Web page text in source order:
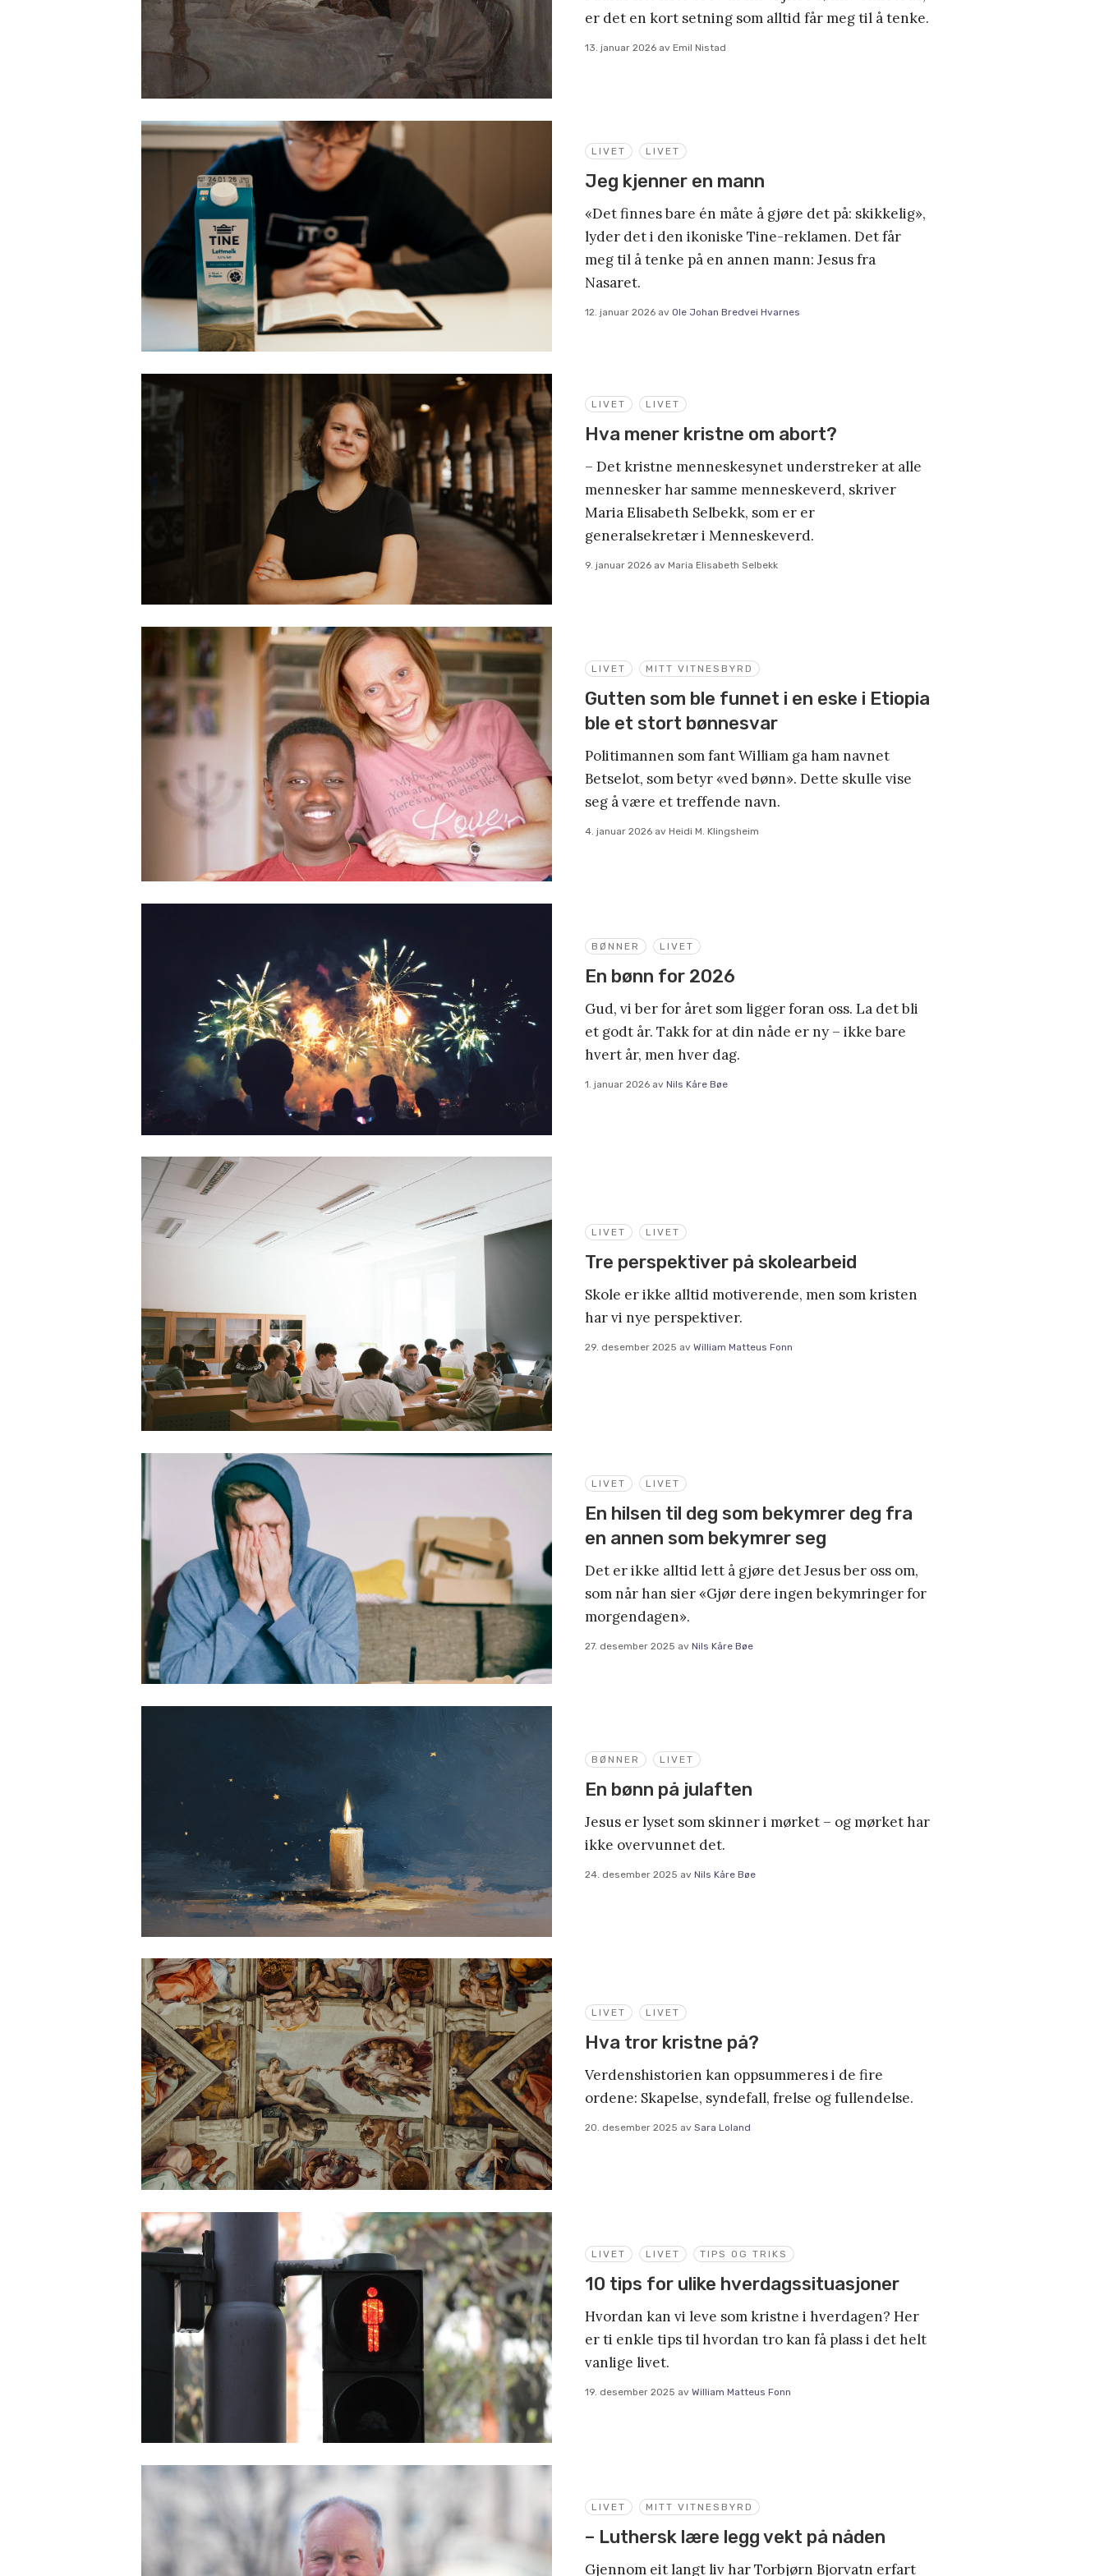
er det en kort setning som alltid får meg til å tenke.
13. januar 2026 av Emil Nistad
LIVET LIVET
Jeg kjenner en mann
«Det finnes bare én måte å gjøre det på: skikkelig»,
lyder det i den ikoniske Tine-reklamen. Det får
meg til å tenke på en annen mann: Jesus fra
Nasaret.
12. januar 2026 av Ole Johan Bredvei Hvarnes
LIVET LIVET
Hva mener kristne om abort?
– Det kristne menneskesynet understreker at alle
mennesker har samme menneskeverd, skriver
Maria Elisabeth Selbekk, som er er
generalsekretær i Menneskeverd.
9. januar 2026 av Maria Elisabeth Selbekk
LIVET MITT VITNESBYRD
Gutten som ble funnet i en eske i Etiopia
ble et stort bønnesvar
Politimannen som fant William ga ham navnet
Betselot, som betyr «ved bønn». Dette skulle vise
seg å være et treffende navn.
4. januar 2026 av Heidi M. Klingsheim
BØNNER LIVET
En bønn for 2026
Gud, vi ber for året som ligger foran oss. La det bli
et godt år. Takk for at din nåde er ny – ikke bare
hvert år, men hver dag.
1. januar 2026 av Nils Kåre Bøe
LIVET LIVET
Tre perspektiver på skolearbeid
Skole er ikke alltid motiverende, men som kristen
har vi nye perspektiver.
29. desember 2025 av William Matteus Fonn
LIVET LIVET
En hilsen til deg som bekymrer deg fra
en annen som bekymrer seg
Det er ikke alltid lett å gjøre det Jesus ber oss om,
som når han sier «Gjør dere ingen bekymringer for
morgendagen».
27. desember 2025 av Nils Kåre Bøe
BØNNER LIVET
En bønn på julaften
Jesus er lyset som skinner i mørket – og mørket har
ikke overvunnet det.
24. desember 2025 av Nils Kåre Bøe
LIVET LIVET
Hva tror kristne på?
Verdenshistorien kan oppsummeres i de fire
ordene: Skapelse, syndefall, frelse og fullendelse.
20. desember 2025 av Sara Loland
LIVET LIVET TIPS OG TRIKS
10 tips for ulike hverdagssituasjoner
Hvordan kan vi leve som kristne i hverdagen? Her
er ti enkle tips til hvordan tro kan få plass i det helt
vanlige livet.
19. desember 2025 av William Matteus Fonn
LIVET MITT VITNESBYRD
– Luthersk lære legg vekt på nåden
Gjennom eit langt liv har Torbjørn Bjorvatn erfart